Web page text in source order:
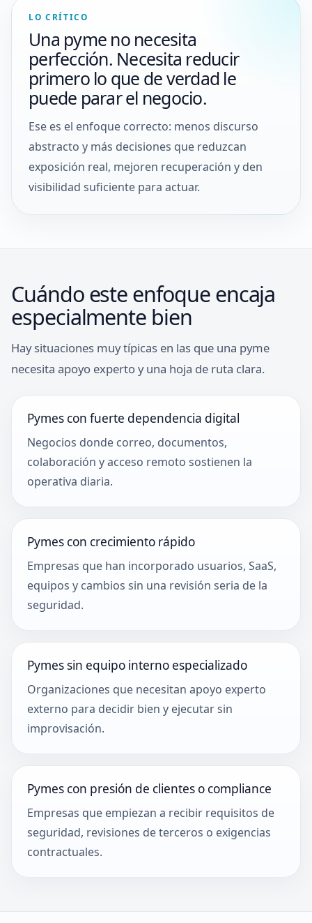
LO CRÍTICO
Una pyme no necesita
perfección. Necesita reducir
primero lo que de verdad le
puede parar el negocio.
Ese es el enfoque correcto: menos discurso
abstracto y más decisiones que reduzcan
exposición real, mejoren recuperación y den
visibilidad suficiente para actuar.
Cuándo este enfoque encaja
especialmente bien
Hay situaciones muy típicas en las que una pyme
necesita apoyo experto y una hoja de ruta clara.
Pymes con fuerte dependencia digital
Negocios donde correo, documentos,
colaboración y acceso remoto sostienen la
operativa diaria.
Pymes con crecimiento rápido
Empresas que han incorporado usuarios, SaaS,
equipos y cambios sin una revisión seria de la
seguridad.
Pymes sin equipo interno especializado
Organizaciones que necesitan apoyo experto
externo para decidir bien y ejecutar sin
improvisación.
Pymes con presión de clientes o compliance
Empresas que empiezan a recibir requisitos de
seguridad, revisiones de terceros o exigencias
contractuales.